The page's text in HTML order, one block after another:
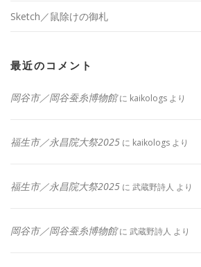
Sketch／鼠除けの御札
最近のコメント
岡谷市／岡谷蚕糸博物館に kaikologs より
福生市／永昌院大祭2025 に kaikologs より
福生市／永昌院大祭2025 に 武蔵野詩人 より
岡谷市／岡谷蚕糸博物館に 武蔵野詩人 より